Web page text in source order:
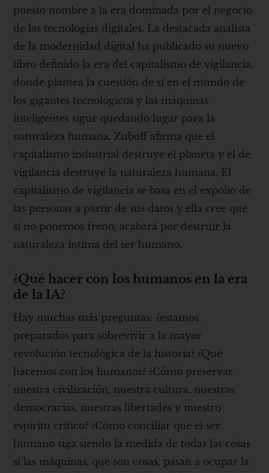
puesto nombre a la era dominada por el negocio
de las tecnologías digitales. La destacada analista
de la modernidad digital ha publicado su nuevo
libro definido la era del capitalismo de vigilancia,
donde plantea la cuestión de sí en el mundo de
los gigantes tecnológicos y las máquinas
inteligentes sigue quedando lugar para la
naturaleza humana. Zuboff afirma que el
capitalismo industrial destruye el planeta y el de
vigilancia destruye la naturaleza humana. El
capitalismo de vigilancia se basa en el expolio de
las personas a partir de sus datos y ella cree que
si no ponemos freno, acabará por destruir la
naturaleza íntima del ser humano.
¿Qué hacer con los humanos en la era
de la IA?
Hay muchas más preguntas: ¿estamos
preparados para sobrevivir a la mayor
revolución tecnológica de la historia? ¿Qué
hacemos con los humanos? ¿Cómo preservar
nuestra civilización, nuestra cultura, nuestras
democracias, nuestras libertades y nuestro
espíritu crítico? ¿Cómo conciliar que el ser
humano siga siendo la medida de todas las cosas
si las máquinas, que son cosas, pasan a ocupar la